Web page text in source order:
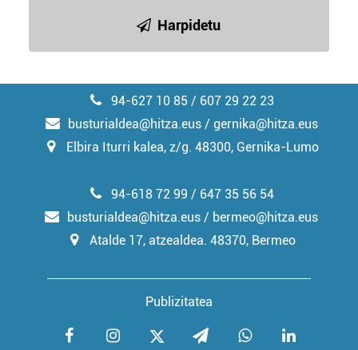
Harpidetu
94-627 10 85 / 607 29 22 23
busturialdea@hitza.eus / gernika@hitza.eus
Elbira Iturri kalea, z/g. 48300, Gernika-Lumo
Publizitatea
94-618 72 99 / 647 35 56 54
busturialdea@hitza.eus / bermeo@hitza.eus
Atalde 17, atzealdea. 48370, Bermeo